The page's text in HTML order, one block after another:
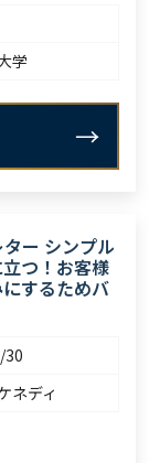
学
ー シンプル
つ！お客様
するためバ
30
ネディ